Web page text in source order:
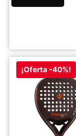
¡Oferta -40%!